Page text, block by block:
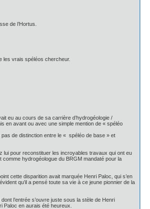
de l’Hortus.
les vrais spéléos chercheur.
eu au cours de sa carrière d’hydrogéologie /
en avant ou avec une simple mention de « spéléo
de distinction entre le « spéléo de base » et
lui pour reconstituer les incroyables travaux qui ont eu
hydrogéologue du BRGM mandaté pour la
cette disparition avait marquée Henri Paloc, qui s’en
qu’il a pensé toute sa vie à ce jeune pionnier de la
l’entrée s’ouvre juste sous la stèle de Henri
Paloc en aurais été heureux.